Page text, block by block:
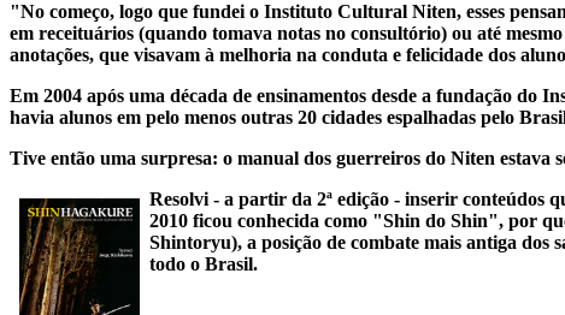
"No começo, logo que fundei o Instituto Cultural Niten, esses
em receituários (quando tomava notas no consultório) ou até
anotações, que visavam à melhoria na conduta e felicidade dos
Em 2004 após uma década de ensinamentos desde a fundação do
havia alunos em pelo menos outras 20 cidades espalhadas pelo
Tive então uma surpresa: o manual dos guerreiros do Niten estava
Resolvi - a partir da 2ª edição - inserir conteúdos
2010 ficou conhecida como "Shin do Shin", por
Shintoryu), a posição de combate mais antiga dos
todo o Brasil.